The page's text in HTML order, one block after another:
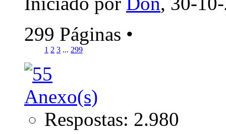
299 Páginas •
1 2 3 ... 299
Respostas: 2.980